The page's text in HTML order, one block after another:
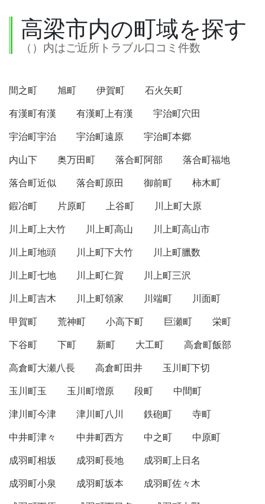
高梁市内の町域を探す
（）内はご近所トラブル口コミ件数
間之町 旭町 伊賀町
石火矢町
有漢町有漢
有漢町上有漢
宇治町穴田
宇治町宇治
宇治町遠原
宇治町本郷
内山下
奥万田町 落合町阿部
落合町福地
落合町近似
落合町原田 御前町
柿木町
鍜冶町
片原町 上谷町
川上町大原
川上町上大竹
川上町高山
川上町高山市
川上町地頭
川上町下大竹
川上町臘数
川上町七地
川上町仁賀
川上町三沢
川上町吉木
川上町領家 川端町
川面町
甲賀町
荒神町 小高下町 巨瀬町
栄町
下谷町
下町 新町 大工町
高倉町飯部
高倉町大瀬八長
高倉町田井
玉川町下切
玉川町玉
玉川町増原 段町
中間町
津川町今津
津川町八川 鉄砲町
寺町
中井町津々
中井町西方 中之町
中原町
成羽町相坂
成羽町長地
成羽町上日名
成羽町小泉
成羽町坂本
成羽町佐々木